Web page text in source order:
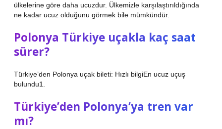
ülkelerine göre daha ucuzdur. Ülkemizle karşılaştırıldığında
ne kadar ucuz olduğunu görmek bile mümkündür.
Polonya Türkiye uçakla kaç saat
sürer?
Türkiye’den Polonya uçak bileti: Hızlı bilgiEn ucuz uçuş
bulundu1.
Türkiye’den Polonya’ya tren var
mı?